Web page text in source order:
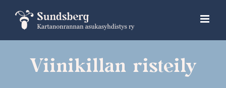
content
Viinikillan risteily